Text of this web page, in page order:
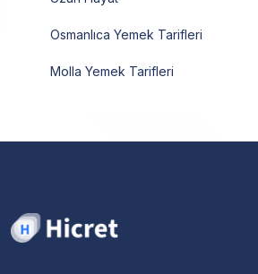
Osmanlıca Yemek Tarifleri
Molla Yemek Tarifleri